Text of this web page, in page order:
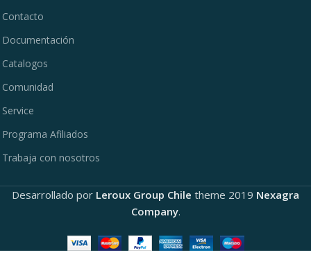
Contacto
Documentación
Catalogos
Comunidad
Service
Programa Afiliados
Trabaja con nosotros
Desarrollado por Leroux Group Chile theme 2019 Nexagra
Company.